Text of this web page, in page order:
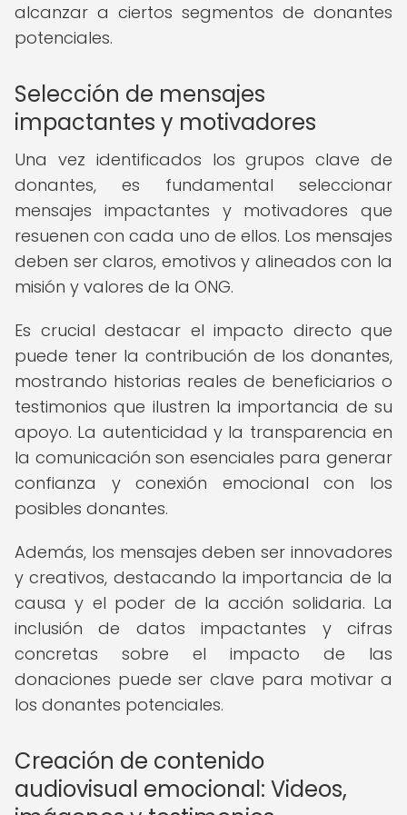
alcanzar a ciertos segmentos de donantes
potenciales.
Selección de mensajes
impactantes y motivadores
Una vez identificados los grupos clave de
donantes, es fundamental seleccionar
mensajes impactantes y motivadores que
resuenen con cada uno de ellos. Los mensajes
deben ser claros, emotivos y alineados con la
misión y valores de la ONG.
Es crucial destacar el impacto directo que
puede tener la contribución de los donantes,
mostrando historias reales de beneficiarios o
testimonios que ilustren la importancia de su
apoyo. La autenticidad y la transparencia en
la comunicación son esenciales para generar
confianza y conexión emocional con los
posibles donantes.
Además, los mensajes deben ser innovadores
y creativos, destacando la importancia de la
causa y el poder de la acción solidaria. La
inclusión de datos impactantes y cifras
concretas sobre el impacto de las
donaciones puede ser clave para motivar a
los donantes potenciales.
Creación de contenido
audiovisual emocional: Videos,